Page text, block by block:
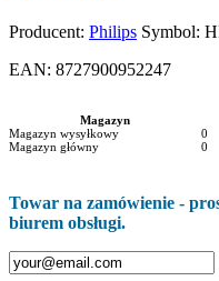
Producent: Philips Symbol:
EAN: 8727900952247
Magazyn
Magazyn wysyłkowy
0
Magazyn główny
0
Towar na zamówienie -
biurem obsługi.